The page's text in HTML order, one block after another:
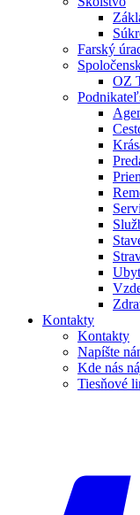
Farský
OZ
Kontakty
Kontakty
Napíšte
Kde nás
Tiesňové